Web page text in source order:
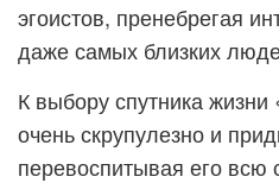
эгоистов, пренебрегая
даже самых близких
К выбору спутника жизни
очень скрупулезно и
перевоспитывая его всю